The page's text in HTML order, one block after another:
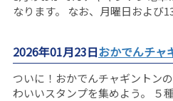
なります。 なお、月曜日および
2026年01月23日おかでんチャ
ついに！おかでんチャギントン
わいいスタンプを集めよう。 ５